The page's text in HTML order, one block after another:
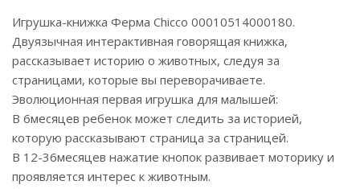
Игрушка-книжка Ферма Chicco 00010514000180.
Двуязычная интерактивная говорящая книжка,
рассказывает историю о животных, следуя за
страницами, которые вы переворачиваете.
Эволюционная первая игрушка для малышей:
В 6месяцев ребенок может следить за историей,
которую рассказывают страница за страницей.
В 12-36месяцев нажатие кнопок развивает моторику и
проявляется интерес к животным.